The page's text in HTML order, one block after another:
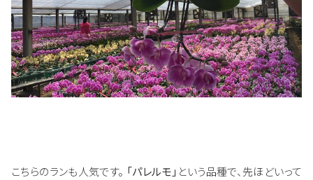
こちらのランも人気です。 「パレルモ」 という品種で、先ほどいって